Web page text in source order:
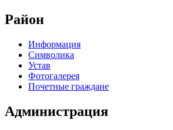
Район
Информация
Символика
Устав
Фотогалерея
Почетные граждане
Администрация